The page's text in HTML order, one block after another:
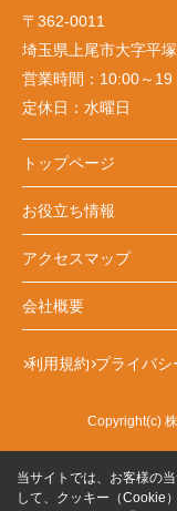
〒362-0011
埼玉県上尾市大字平
営業時間： 10:00～19
定休日： 水曜日
トップページ
お役立ち情報
アクセスマップ
会社概要
利用規約 プライバシ
Copyright(c)
当サイトでは、お客様の
して、クッキー（Cookie